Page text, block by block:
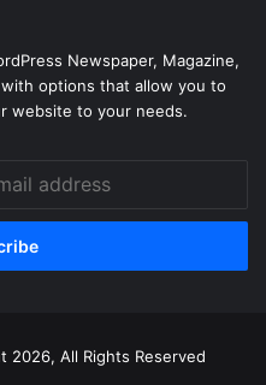
Newspaper, Magazine,
options that allow you to
website to your needs.
2026, All Rights Reserved